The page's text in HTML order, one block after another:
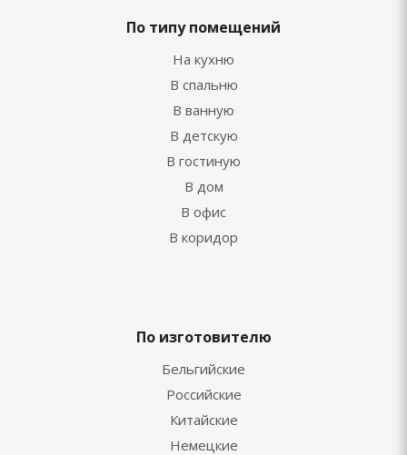
По типу помещений
На кухню
В спальню
В ванную
В детскую
В гостиную
В дом
В офис
В коридор
По изготовителю
Бельгийские
Российские
Китайские
Немецкие